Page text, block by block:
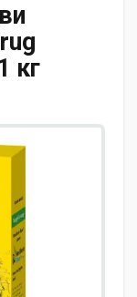
кг